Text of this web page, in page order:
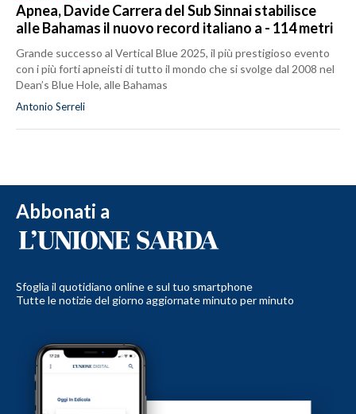
Apnea, Davide Carrera del Sub Sinnai stabilisce
alle Bahamas il nuovo record italiano a - 114 metri
Grande successo al Vertical Blue 2025, il più prestigioso evento
con i più forti apneisti di tutto il mondo che si svolge dal 2008 nel
Dean’s Blue Hole, alle Bahamas
Antonio Serreli
Abbonati a
Sfoglia il quotidiano online e sul tuo smartphone
Tutte le notizie del giorno aggiornate minuto per minuto